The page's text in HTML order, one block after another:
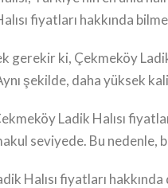
fiyatları hakkında
gerekir ki, Çekmeköy
şekilde, daha yüksek
Ladik Halısı
seviyede. Bu
Halısı fiyatları